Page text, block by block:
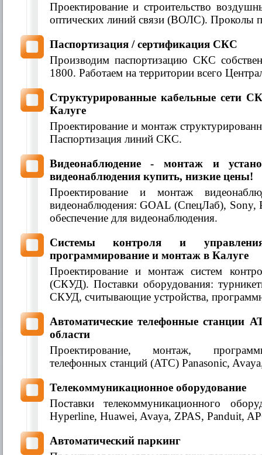
Проектирование и строительство
оптических линий связи (ВОЛС). Проколы
Паспортизация / сертификация СКС
Производим паспортизацию СКС
1800. Работаем на территории всего
Структурированные кабельные сети
Калуге
Проектирование и монтаж
Паспортизация линий СКС.
Видеонаблюдение - монтаж и
видеонаблюдения купить, низкие цены!
Проектирование и монтаж
видеонаблюдения: GOAL (СпецЛаб), Sony,
обеспечение для видеонаблюдения.
Системы контроля и
программирование и монтаж в Калуге
Проектирование и монтаж систем
(СКУД). Поставки оборудования:
СКУД, считывающие устройства,
Автоматические телефонные станции
области
Проектирование, монтаж,
телефонных станций (АТС) Panasonic,
Телекоммуникационное оборудование
Поставки телекоммуникационного
Hyperline, Huawei, Avaya, ZPAS, Panduit,
Автоматический паркинг